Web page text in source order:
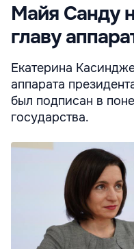
Майя Санду
главу
Екатерина
аппарата
был подписан в
государства.